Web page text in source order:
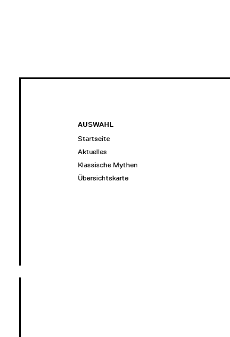
AUSWAHL
Startseite
Aktuelles
Klassische Mythen
Übersichtskarte